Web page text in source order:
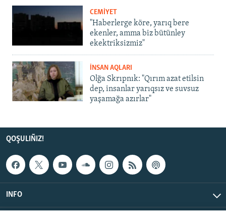
CEMİYET
"Haberlerge köre, yarıq bere
ekenler, amma biz bütünley
ekektriksizmiz"
İNSAN AQLARI
Olğa Skrıpnık: "Qırım azat etilsin
dep, insanlar yarıqsız ve suvsuz
yaşamağa azırlar"
QOŞULIÑIZ!
INFO